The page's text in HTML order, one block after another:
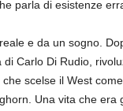
parla di esistenze
e da un sogno.
Carlo Di Rudio,
scelse il West
Una vita che era